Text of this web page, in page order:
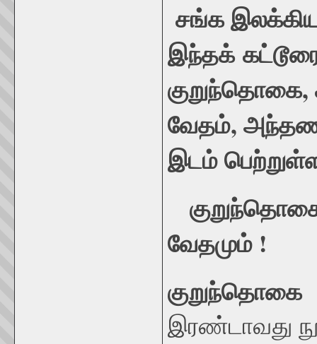
சங்க
இந்தக்
வேதம்,
இடம்
வேதமும் !
குறுந்தொகை
இரண்டாவது